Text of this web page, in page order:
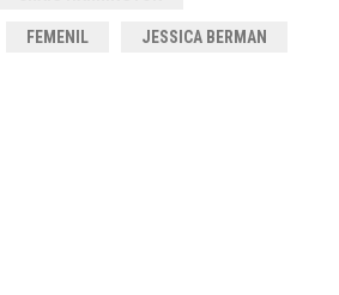
FEMENIL JESSICA BERMAN